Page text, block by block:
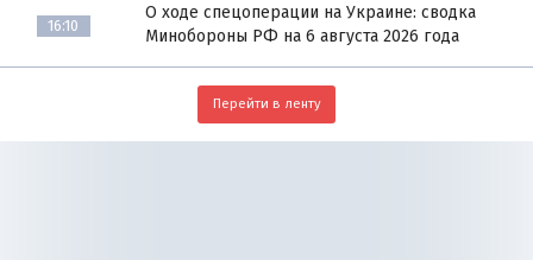
16:10
О ходе спецоперации на Украине: сводка
Минобороны РФ на 6 августа 2026 года
Перейти в ленту